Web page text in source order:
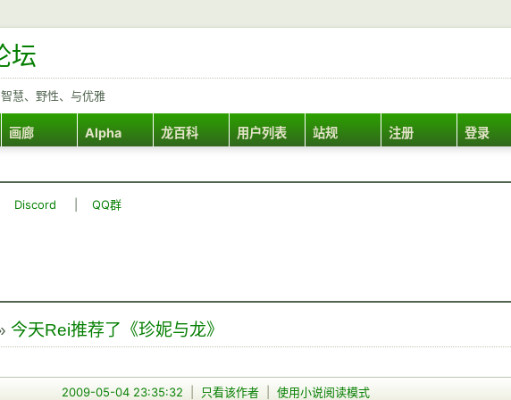
坛
慧、野性、与优雅
画廊 Alpha 龙百科 用户列表 站规 注册 登录
Discord QQ群
今天Rei推荐了《珍妮与龙》
2009-05-04 23:35:32 只看该作者 使用小说阅读模式